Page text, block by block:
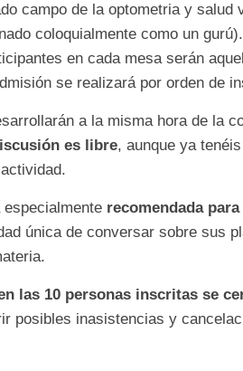
campo de la optometria y
coloquialmente como un
en cada mesa serán
se realizará por orden de
a la misma hora de la
es libre, aunque ya
recomendada
única de conversar sobre sus
las 10 personas inscritas se
posibles inasistencias y